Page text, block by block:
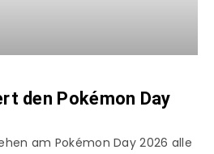
den Pokémon Day
am Pokémon Day 2026 alle